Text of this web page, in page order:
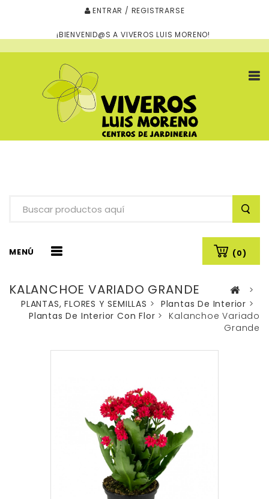
ENTRAR / REGISTRARSE
¡BIENVENID@S A VIVEROS LUIS MORENO!
(0)
MENÚ
KALANCHOE VARIADO GRANDE
>
PLANTAS, FLORES Y SEMILLAS > Plantas De Interior >
Plantas De Interior Con Flor >
Kalanchoe Variado
Grande